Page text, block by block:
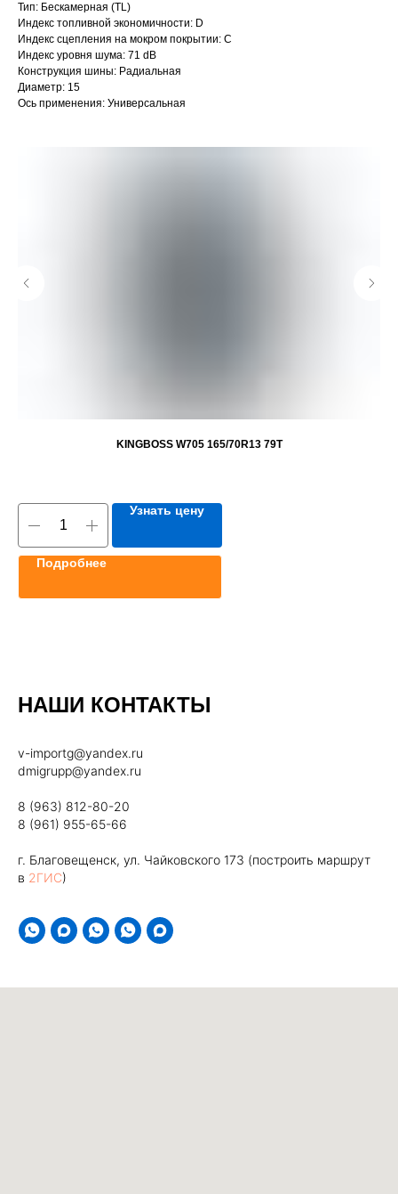
Тип: Бескамерная (TL)
Индекс топливной экономичности: D
Индекс сцепления на мокром покрытии: C
Индекс уровня шума: 71 dB
Конструкция шины: Радиальная
Диаметр: 15
Ось применения: Универсальная
KINGBOSS W705 165/70R13 79T
Узнать цену
Подробнее
НАШИ КОНТАКТЫ
v-importg@yandex.ru
dmigrupp@yandex.ru
8 (963) 812-80-20
8 (961) 955-65-66
г. Благовещенск, ул. Чайковского 173 (построить маршрут
в 2ГИС)